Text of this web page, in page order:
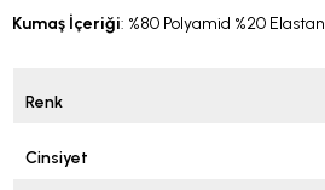
Kumaş İçeriği: %80 Polyamid %20 Elastan
Renk
Cinsiyet